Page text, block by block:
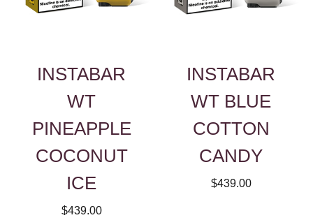
INSTABAR
WT
PINEAPPLE
COCONUT
ICE
$439.00
INSTABAR
WT BLUE
COTTON
CANDY
$439.00